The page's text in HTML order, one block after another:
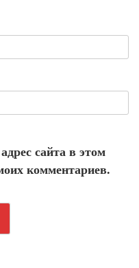
сайта в этом
комментариев.